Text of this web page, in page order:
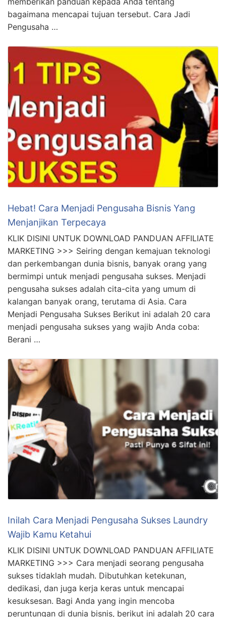
Hebat! Cara Menjadi Pengusaha Bisnis Yang
Menjanjikan Terpecaya
KLIK DISINI UNTUK DOWNLOAD PANDUAN AFFILIATE
MARKETING >>> Seiring dengan kemajuan teknologi
bermimpi untuk menjadi pengusaha sukses. Menjadi
pengusaha sukses adalah cita-cita yang umum di
kalangan banyak orang, terutama di Asia. Cara
Menjadi Pengusaha Sukses Berikut ini adalah 20 cara
menjadi pengusaha sukses yang wajib Anda coba:
Berani …
Inilah Cara Menjadi Pengusaha Sukses Laundry
Wajib Kamu Ketahui
KLIK DISINI UNTUK DOWNLOAD PANDUAN AFFILIATE
MARKETING >>> Cara menjadi seorang pengusaha
dedikasi, dan juga kerja keras untuk mencapai
kesuksesan. Bagi Anda yang ingin mencoba
peruntungan di dunia bisnis, berikut ini adalah 20 cara
yang wajib Anda coba. Cara Jadi Pengusaha 1.
Rencanakan dan buat strategi yang matang sebelum
memulai …